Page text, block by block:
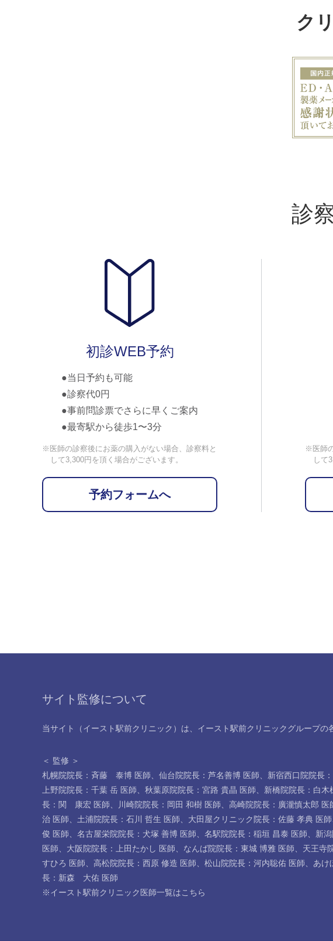
ク
診
初診WEB予約
当日予約も可能
診察代0円
事前問診票でさらに早くご案内
最寄駅から徒歩1〜3分
※医師の診察後にお薬の購入がない場合、診察料と
して3,300円を頂く場合がございます。
予約フォームへ
※医師
して
サイト監修について
当サイト（イースト駅前クリニック）は、イースト駅前クリニックグループの
＜ 監修 ＞
札幌院院長：斉藤 泰博 医師
仙台院院長：芦名善博 医師 新宿西口院院長
上野院院長：千葉 岳 医師
秋葉原院院長：宮路 貴晶 医師 新橋院院長：白木
長：関 康宏 医師
川崎院院長：岡田 和樹 医師 高崎院院長：廣瀧慎太郎 医
治 医師
土浦院院長：石川 哲生 医師 大田屋クリニック院長：佐藤 孝典 医師
俊 医師
名古屋栄院院長：犬塚 善博 医師 名駅院院長：稲垣 昌泰 医師 新
医師
大阪院院長：上田たかし 医師 なんば院院長：東城 博雅 医師 天王寺
すひろ 医師
高松院院長：西原 修造 医師 松山院院長：河内聡佑 医師 あけ
長：新森 大佑 医師
※イースト駅前クリニック医師一覧はこちら